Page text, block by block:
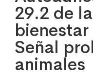
29.2 de
bienestar
Señal
animales